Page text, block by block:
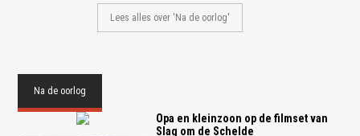
Lees alles over 'Na de oorlog'
Na de oorlog
Opa en kleinzoon op de filmset van
Slag om de Schelde